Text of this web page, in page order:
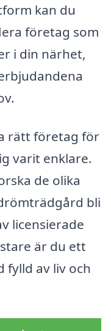
kan du
företag som
i din närhet,
rätt företag för
varit enklare.
de olika
bli
licensierade
är du ett
fylld av liv och